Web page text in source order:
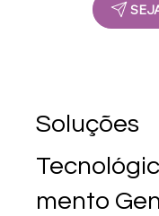
Soluções
mento